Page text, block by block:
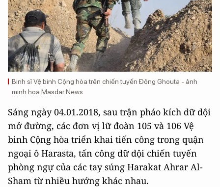
Binh sĩ Vệ binh Cộng hòa trên chiến tuyến Đông Ghouta - ảnh
minh họa Masdar News
Sáng ngày 04.01.2018, sau trận pháo kích dữ dội
mở đường, các đơn vị lữ đoàn 105 và 106 Vệ
binh Cộng hòa triển khai tiến công trong quận
ngoại ô Harasta, tấn công dữ dội chiến tuyến
phòng ngự của các tay súng Harakat Ahrar Al-
Sham từ nhiều hướng khác nhau.